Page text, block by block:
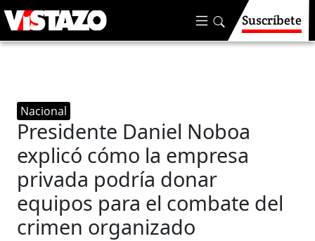
Suscríbete
Nacional
Presidente Daniel Noboa
explicó cómo la empresa
privada podría donar
equipos para el combate del
crimen organizado